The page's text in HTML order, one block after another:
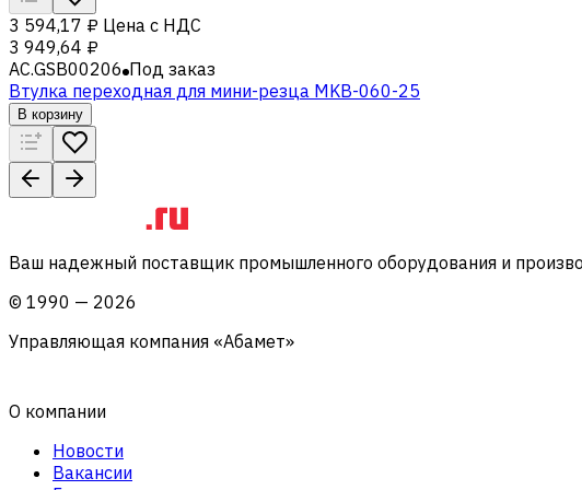
3 594,17 ₽ Цена с НДС
3 949,64 ₽
AC.GSB00206 Под заказ
Втулка переходная для мини-резца MKB-060-25
В корзину
Ваш надежный поставщик промышленного оборудования и
© 1990 — 2026
Управляющая компания «Абамет»
О компании
Новости
Вакансии